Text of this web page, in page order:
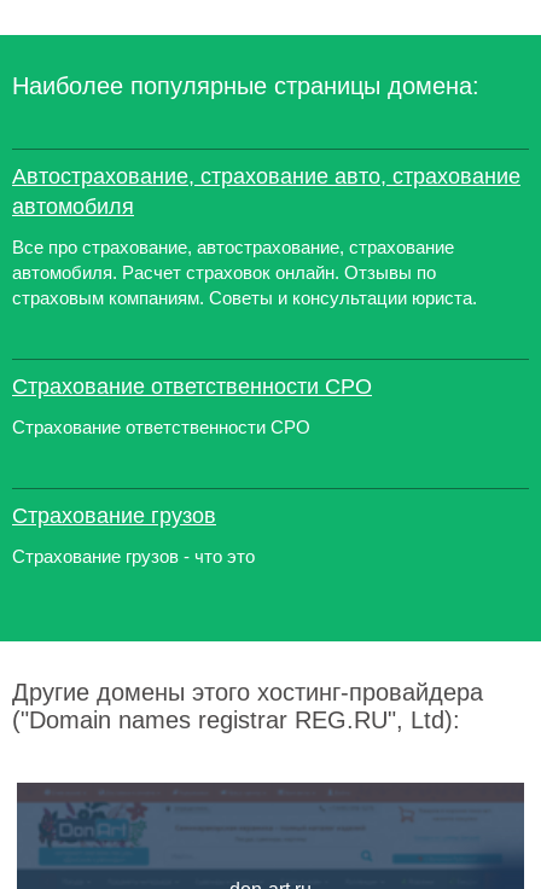
Наиболее популярные страницы домена:
Автострахование, страхование авто, страхование
автомобиля
Все про страхование, автострахование, страхование
автомобиля. Расчет страховок онлайн. Отзывы по
страховым компаниям. Советы и консультации юриста.
Страхование ответственности СРО
Страхование ответственности СРО
Страхование грузов
Страхование грузов - что это
Другие домены этого хостинг-провайдера
("Domain names registrar REG.RU", Ltd):